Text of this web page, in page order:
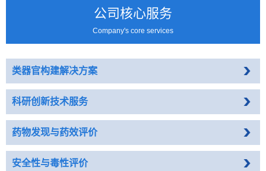
公司核心服务
Company's core services
类器官构建解决方案
科研创新技术服务
药物发现与药效评价
安全性与毒性评价